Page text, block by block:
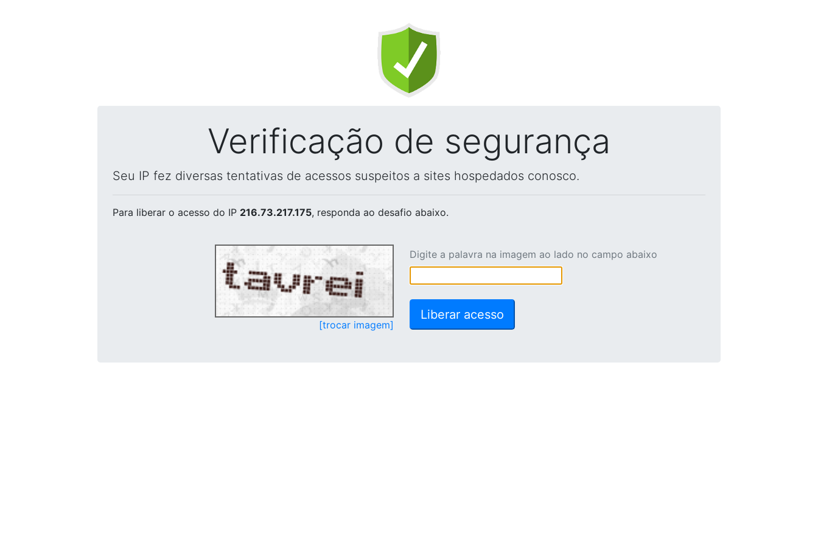
Verificação de segurança
Seu IP fez diversas tentativas de acessos suspeitos a sites hospedados conosco.
Para liberar o acesso do IP 216.73.217.175, responda ao desafio abaixo.
[trocar imagem]
Digite a palavra na imagem ao lado no campo abaixo